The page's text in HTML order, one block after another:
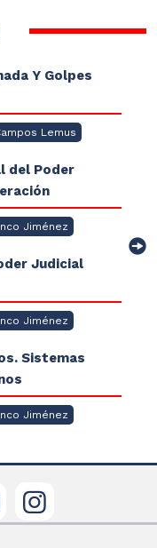
Y Golpes
Lemus
del Poder
Jiménez
Judicial
Jiménez
Sistemas
Jiménez